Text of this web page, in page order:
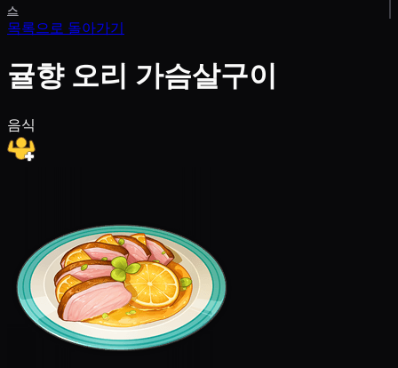
스
목록으로 돌아가기
귤향 오리 가슴살구이
음식